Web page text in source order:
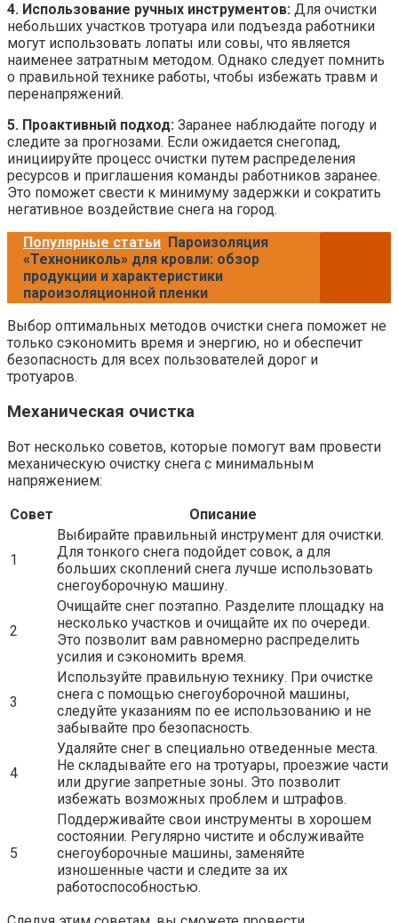
4. Использование ручных инструментов: Для очистки
небольших участков тротуара или подъезда работники
могут использовать лопаты или совы, что является
наименее затратным методом. Однако следует помнить
о правильной технике работы, чтобы избежать травм и
перенапряжений.
5. Проактивный подход: Заранее наблюдайте погоду и
следите за прогнозами. Если ожидается снегопад,
инициируйте процесс очистки путем распределения
ресурсов и приглашения команды работников заранее.
Это поможет свести к минимуму задержки и сократить
негативное воздействие снега на город.
Популярные статьи Пароизоляция
«Технониколь» для кровли: обзор
продукции и характеристики
пароизоляционной пленки
Выбор оптимальных методов очистки снега поможет не
только сэкономить время и энергию, но и обеспечит
безопасность для всех пользователей дорог и
тротуаров.
Механическая очистка
Вот несколько советов, которые помогут вам провести
механическую очистку снега с минимальным
напряжением:
Совет
Описание
1
Выбирайте правильный инструмент для очистки.
Для тонкого снега подойдет совок, а для
больших скоплений снега лучше использовать
снегоуборочную машину.
2
Очищайте снег поэтапно. Разделите площадку на
несколько участков и очищайте их по очереди.
Это позволит вам равномерно распределить
усилия и сэкономить время.
3
Используйте правильную технику. При очистке
снега с помощью снегоуборочной машины,
следуйте указаниям по ее использованию и не
забывайте про безопасность.
4
Удаляйте снег в специально отведенные места.
Не складывайте его на тротуары, проезжие части
или другие запретные зоны. Это позволит
избежать возможных проблем и штрафов.
5
Поддерживайте свои инструменты в хорошем
состоянии. Регулярно чистите и обслуживайте
снегоуборочные машины, заменяйте
изношенные части и следите за их
работоспособностью.